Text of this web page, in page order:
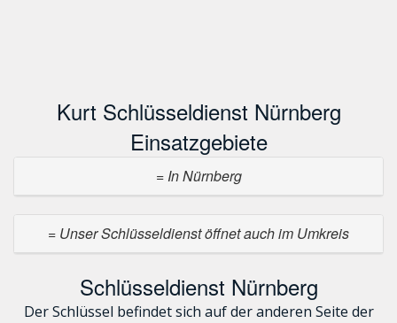
Kurt Schlüsseldienst Nürnberg
Einsatzgebiete
= In Nürnberg
= Unser Schlüsseldienst öffnet auch im Umkreis
Schlüsseldienst Nürnberg
Der Schlüssel befindet sich auf der anderen Seite der